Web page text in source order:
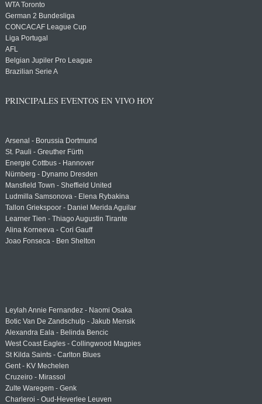
WTA Toronto
German 2 Bundesliga
CONCACAF League Cup
Liga Portugal
AFL
Belgian Jupiler Pro League
Brazilian Serie A
PRINCIPALES EVENTOS EN VIVO HOY
Arsenal - Borussia Dortmund
St. Pauli - Greuther Fürth
Energie Cottbus - Hannover
Nürnberg - Dynamo Dresden
Mansfield Town - Sheffield United
Ludmilla Samsonova - Elena Rybakina
Tallon Griekspoor - Daniel Merida Aguilar
Learner Tien - Thiago Augustin Tirante
Alina Korneeva - Cori Gauff
Joao Fonseca - Ben Shelton
Leylah Annie Fernandez - Naomi Osaka
Botic Van De Zandschulp - Jakub Mensik
Alexandra Eala - Belinda Bencic
West Coast Eagles - Collingwood Magpies
St Kilda Saints - Carlton Blues
Gent - KV Mechelen
Cruzeiro - Mirassol
Zulte Waregem - Genk
Charleroi - Oud-Heverlee Leuven